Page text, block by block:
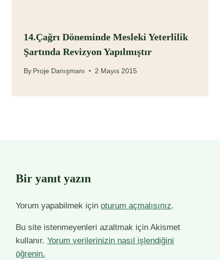
14.Çağrı Döneminde Mesleki Yeterlilik
Şartında Revizyon Yapılmıştır
By Proje Danışmanı 2 Mayıs 2015
Bir yanıt yazın
Yorum yapabilmek için oturum açmalısınız.
Bu site istenmeyenleri azaltmak için Akismet
kullanır. Yorum verilerinizin nasıl işlendiğini
öğrenin.